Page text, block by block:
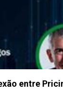
entre